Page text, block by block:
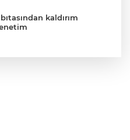
kaldırım